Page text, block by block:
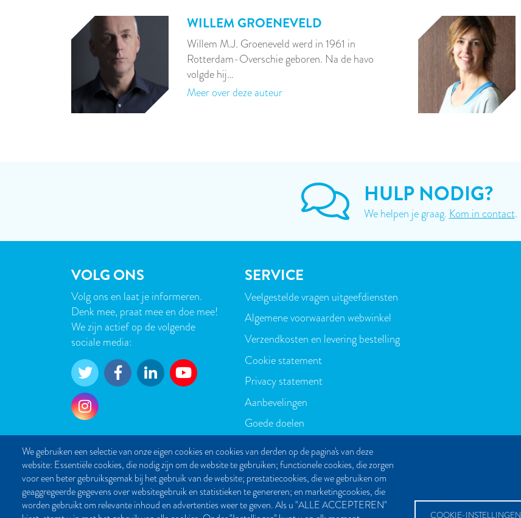
We gebruiken een selectie van onze eigen cookies en cookies van derden op de pagina's van deze
website: Essentiële cookies, die nodig zijn om de website te gebruiken; functionele cookies, die zorgen
voor een beter gebruiksgemak bij het gebruik van de website; prestatiecookies, die we gebruiken om
geaggregeerde gegevens over websitegebruik en statistieken te genereren; en marketingcookies, die
worden gebruikt om relevante inhoud en advertenties weer te geven. Als u "ALLE ACCEPTEREN"
COOKIE-INSTELLINGEN
WILLEM GROENEVELD
Willem M.J. Groeneveld werd in 1961 in
Rotterdam-Overschie geboren. Na de havo
volgde hij…
Meer over deze auteur
HULP NODIG?
We helpen je graag. Kom in contact.
VOLG ONS
Volg ons en laat je informeren.
Denk mee, praat mee en doe mee!
We zijn actief op de volgende
sociale media:
SERVICE
VOET
Veelgestelde vragen uitgeefdiensten
Algemene voorwaarden webwinkel
Verzendkosten en levering bestelling
Cookie statement
Privacy statement
Aanbevelingen
Goede doelen